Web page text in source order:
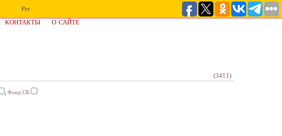
Рег
КОНТАКТЫ
О САЙТЕ
(3411)
, Фонд СК